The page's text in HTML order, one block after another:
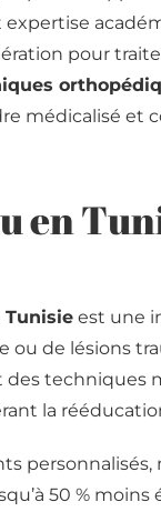
pour
médicalisé et
en
Tunisie est une
ou de lésions
techniques
la
personnalisés,
50 %